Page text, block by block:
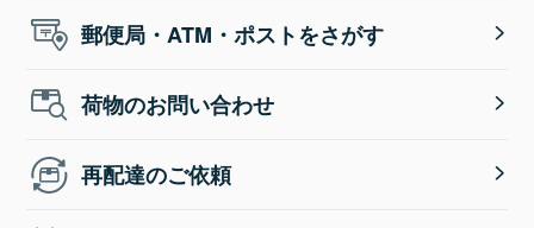
郵便局・ATM・ポストをさがす
荷物のお問い合わせ
再配達のご依頼